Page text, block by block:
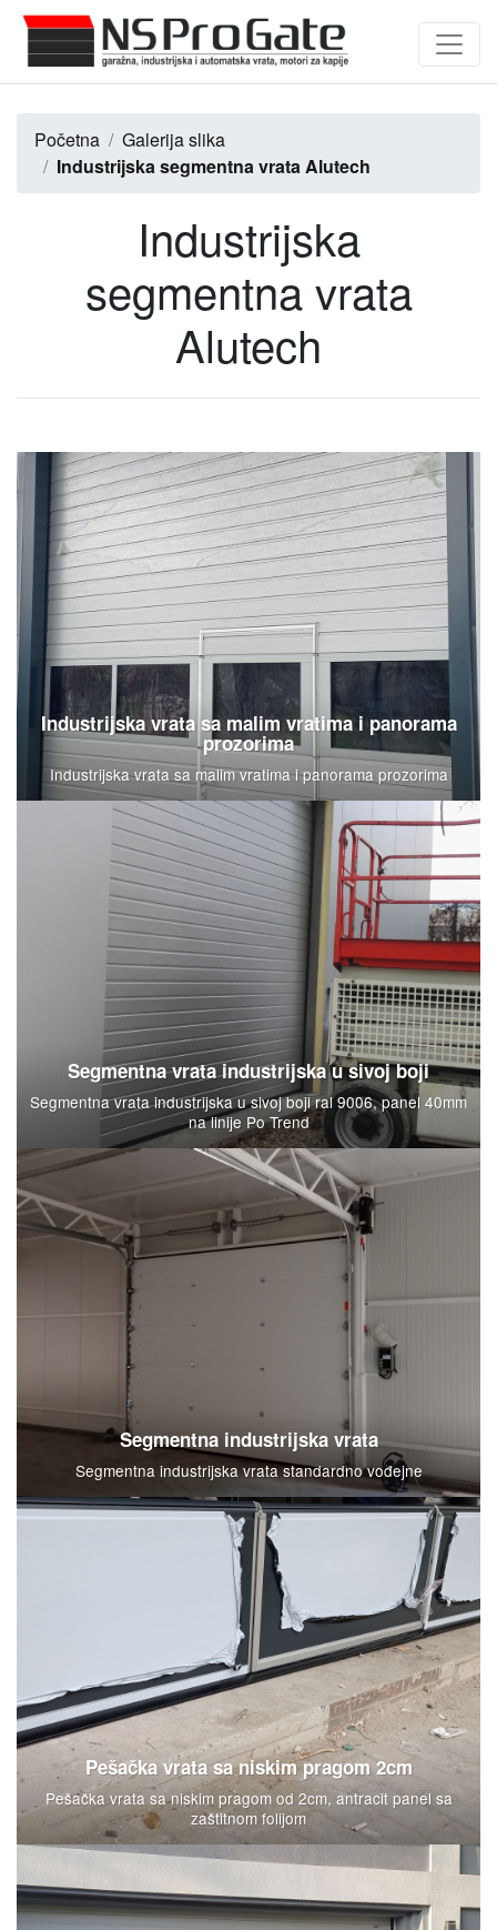
Početna
Galerija slika
Industrijska segmentna vrata Alutech
Industrijska
segmentna vrata
Alutech
Industrijska vrata sa malim vratima i panorama
prozorima
Industrijska vrata sa malim vratima i panorama prozorima
Segmentna vrata industrijska u sivoj boji
Segmentna vrata industrijska u sivoj boji ral 9006, panel 40mm
na linije Po Trend
Segmentna industrijska vrata
Segmentna industrijska vrata standardno vođejne
Pešačka vrata sa niskim pragom 2cm
Pešačka vrata sa niskim pragom od 2cm, antracit panel sa
zaštitnom folijom